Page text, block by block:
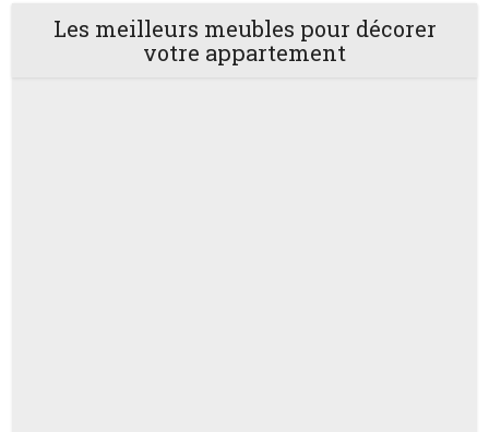
Les meilleurs meubles pour décorer
votre appartement